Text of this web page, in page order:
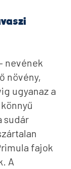
nevének
növény,
ugyanaz a
sudár
fajok
A